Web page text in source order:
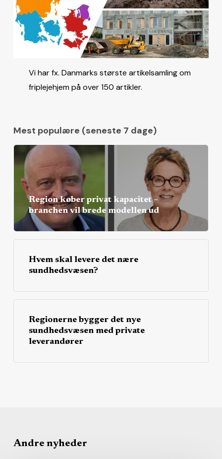
Vi har fx. Danmarks største artikelsamling om
friplejehjem på over 150 artikler.
Mest populære (seneste 7 dage)
Region køber privat kapacitet –
branchen vil brede modellen ud
Hvem skal levere det nære
sundhedsvæsen?
Regionerne bygger det nye
sundhedsvæsen med private
leverandører
Andre nyheder